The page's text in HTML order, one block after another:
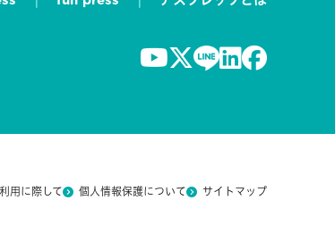
用に際して 個人情報保護について サイトマップ